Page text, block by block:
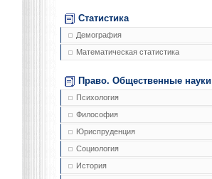
Статистика
Демография
Математическая статистика
Право. Общественные науки
Психология
Философия
Юриспруденция
Социология
История